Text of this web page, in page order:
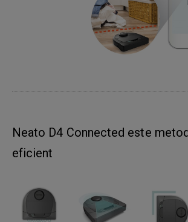
Neato D4 Connected este
eficient